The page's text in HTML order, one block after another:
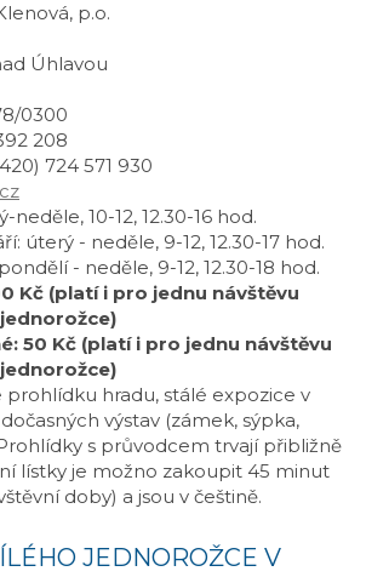
p.o.
Úhlavou
0300
208
724 571 930
10-12, 12.30-16 hod.
úterý - neděle, 9-12, 12.30-17 hod.
- neděle, 9-12, 12.30-18 hod.
Kč (platí i pro jednu návštěvu
50 Kč (platí i pro jednu návštěvu
prohlídku hradu, stálé expozice v
výstav (zámek, sýpka,
s průvodcem trvají přibližně
lístky je možno zakoupit 45 minut
doby) a jsou v češtině.
JEDNOROŽCE V